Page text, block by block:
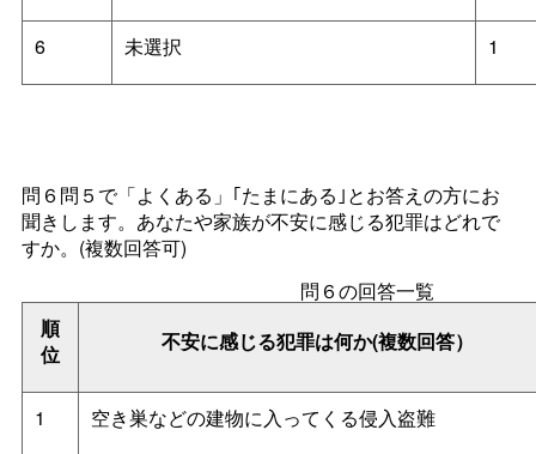
6 未選択 1
問６問５で「よくある」｢たまにある｣とお答えの方にお
聞きします。あなたや家族が不安に感じる犯罪はどれで
すか。(複数回答可)
順
位
不安に感じる犯罪は何か(複数回答）
問６の回答一覧
1 空き巣などの建物に入ってくる侵入盗難